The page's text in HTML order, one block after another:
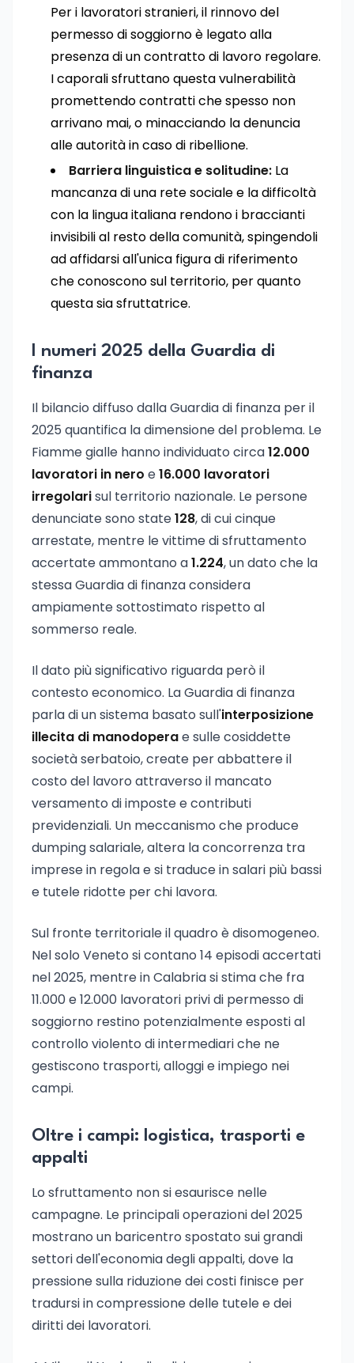
Per i lavoratori stranieri, il rinnovo del
permesso di soggiorno è legato alla
presenza di un contratto di lavoro regolare.
I caporali sfruttano questa vulnerabilità
promettendo contratti che spesso non
arrivano mai, o minacciando la denuncia
alle autorità in caso di ribellione.
Barriera linguistica e solitudine: La
mancanza di una rete sociale e la difficoltà
con la lingua italiana rendono i braccianti
invisibili al resto della comunità, spingendoli
ad affidarsi all'unica figura di riferimento
che conoscono sul territorio, per quanto
questa sia sfruttatrice.
I numeri 2025 della Guardia di
finanza
Il bilancio diffuso dalla Guardia di finanza per il
2025 quantifica la dimensione del problema. Le
Fiamme gialle hanno individuato circa12.000
lavoratori in nero e16.000 lavoratori
irregolarisul territorio nazionale. Le persone
denunciate sono state128, di cui cinque
arrestate, mentre le vittime di sfruttamento
accertate ammontano a1.224, un dato che la
stessa Guardia di finanza considera
ampiamente sottostimato rispetto al
sommerso reale.
Il dato più significativo riguarda però il
contesto economico. La Guardia di finanza
parla di un sistema basato sull'interposizione
illecita di manodoperae sulle cosiddette
società serbatoio, create per abbattere il
costo del lavoro attraverso il mancato
versamento di imposte e contributi
previdenziali. Un meccanismo che produce
dumping salariale, altera la concorrenza tra
imprese in regola e si traduce in salari più bassi
e tutele ridotte per chi lavora.
Sul fronte territoriale il quadro è disomogeneo.
Nel solo Veneto si contano 14 episodi accertati
nel 2025, mentre in Calabria si stima che fra
11.000 e 12.000 lavoratori privi di permesso di
soggiorno restino potenzialmente esposti al
controllo violento di intermediari che ne
gestiscono trasporti, alloggi e impiego nei
campi.
Oltre i campi: logistica, trasporti e
appalti
Lo sfruttamento non si esaurisce nelle
campagne. Le principali operazioni del 2025
mostrano un baricentro spostato sui grandi
settori dell'economia degli appalti, dove la
pressione sulla riduzione dei costi finisce per
tradursi in compressione delle tutele e dei
diritti dei lavoratori.